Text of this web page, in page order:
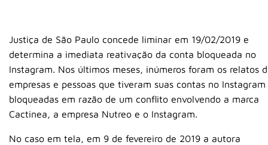
Justiça de São Paulo concede liminar em 19/02/2019 e
determina a imediata reativação da conta bloqueada no
Instagram. Nos últimos meses, inúmeros foram os relatos
empresas e pessoas que tiveram suas contas no Instagram
bloqueadas em razão de um conflito envolvendo a marca
Cactinea, a empresa Nutreo e o Instagram.
No caso em tela, em 9 de fevereiro de 2019 a autora